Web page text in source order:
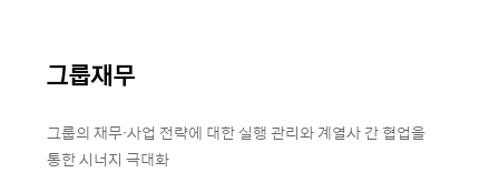
그룹재무
그룹의 재무·사업 전략에 대한 실행 관리와 계열사 간 협업을
통한 시너지 극대화